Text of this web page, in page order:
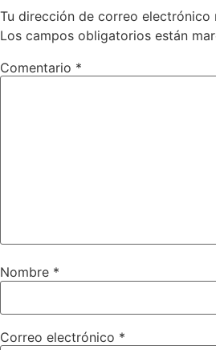
Tu dirección de correo electrónico
Los campos obligatorios están
Comentario *
Nombre *
Correo electrónico *